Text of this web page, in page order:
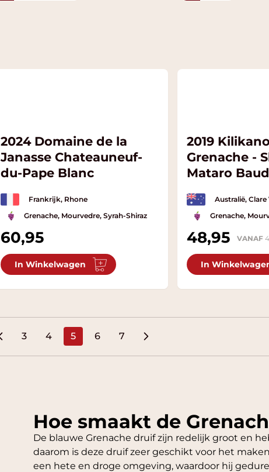
2024 Domaine de la
Janasse Chateauneuf-
du-Pape Blanc
Frankrijk, Rhone
Grenache, Mourvedre, Syrah-Shiraz
60,95
In Winkelwagen
2019
Grenache -
Mataro
Australië, Clare
Grenache,
48,95 VANAF
In
Pagina
3 Pagina
4 U lees momenteel pagina
5 Pagina
6 Pagina
7
Hoe smaakt de
De blauwe Grenache druif zijn redelijk groot en
daarom is deze druif zeer geschikt voor het
een hete en droge omgeving, waardoor hij